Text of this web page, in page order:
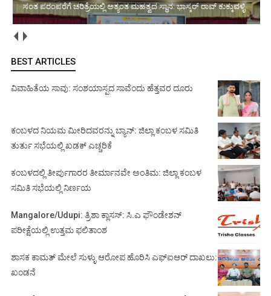
ಡಿಸೋಜರನ್ನು ಹಾಡುಹಗಲೇ ಗುಂಡಿಕ್ಕಿ ಹತ್ಯೆ
BEST ARTICLES
ವಿವಾಹಿತೆಯ ಸಾವು: ಸಂಶಯಾಸ್ಪದ ಸಾವೆಂದು ಹೆತ್ತವರ ದೂರು
ಕಂಬಳದ ನಿಯಮ ಮೀರಿದವರನ್ನು ಬ್ಯಾನ್: ಜಿಲ್ಲಾ ಕಂಬಳ ಸಮಿತಿ
ತುರ್ತು ಸಭೆಯಲ್ಲಿ ಖಡಕ್ ಎಚ್ಚರಿಕೆ
ಕಂಬಳದಲ್ಲಿ ತೀರ್ಪುಗಾರರ ತೀರ್ಮಾನವೇ ಅಂತಿಮ: ಜಿಲ್ಲಾ ಕಂಬಳ
ಸಮಿತಿ ಸಭೆಯಲ್ಲಿ ನಿರ್ಣಯ
Mangalore/Udupi: ತ್ರಿಶಾ ಕ್ಲಾಸಸ್: ಸಿ.ಎ ಫೌಂಡೇಶನ್
ಪರೀಕ್ಷೆಯಲ್ಲಿ ಉತ್ತಮ ಫಲಿತಾಂಶ
ಶಾಸಕ ಕಾಮತ್ ಮೇಲೆ ಸುಳ್ಳು ಆರೋಪ ಹೊರಿಸಿ ಎಫ್‌ಐಆರ್ ದಾಖಲು:
ಖಂಡನೆ